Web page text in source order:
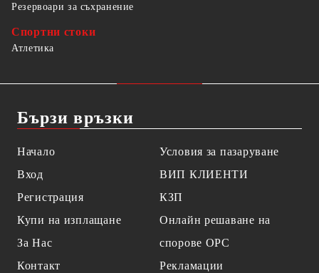
Резервоари за съхранение
Спортни стоки
Атлетика
Бързи връзки
Начало
Вход
Регистрация
Купи на изплащане
За Нас
Контакт
Условия за пазаруване
ВИП КЛИЕНТИ
КЗП
Онлайн решаване на
спорове OPC
Рекламации